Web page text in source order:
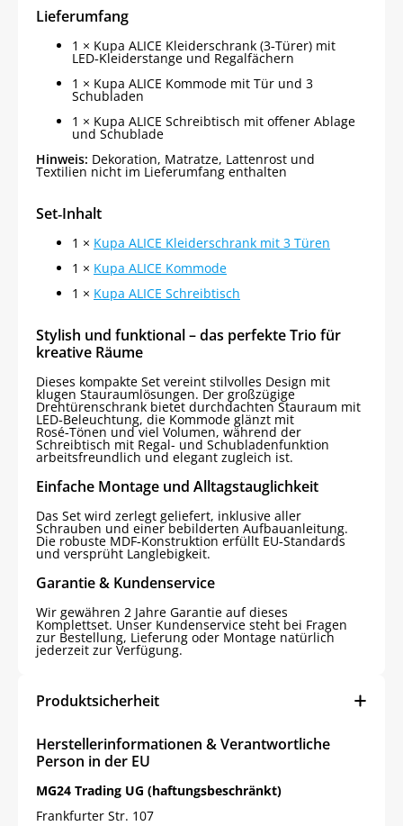
Lieferumfang
1 × Kupa ALICE Kleiderschrank (3‑Türer) mit
LED‑Kleiderstange und Regalfächern
1 × Kupa ALICE Kommode mit Tür und 3
Schubladen
1 × Kupa ALICE Schreibtisch mit offener Ablage
und Schublade
Hinweis: Dekoration, Matratze, Lattenrost und
Textilien nicht im Lieferumfang enthalten
Set‑Inhalt
1 × Kupa ALICE Kleiderschrank mit 3 Türen
1 × Kupa ALICE Kommode
1 × Kupa ALICE Schreibtisch
Stylish und funktional – das perfekte Trio für
kreative Räume
Dieses kompakte Set vereint stilvolles Design mit
klugen Stauraumlösungen. Der großzügige
Drehtürenschrank bietet durchdachten Stauraum mit
LED‑Beleuchtung, die Kommode glänzt mit
Rosé‑Tönen und viel Volumen, während der
Schreibtisch mit Regal- und Schubladenfunktion
arbeitsfreundlich und elegant zugleich ist.
Einfache Montage und Alltagstauglichkeit
Das Set wird zerlegt geliefert, inklusive aller
Schrauben und einer bebilderten Aufbauanleitung.
Die robuste MDF‑Konstruktion erfüllt EU‑Standards
und versprüht Langlebigkeit.
Garantie & Kundenservice
Wir gewähren 2 Jahre Garantie auf dieses
Komplettset. Unser Kundenservice steht bei Fragen
zur Bestellung, Lieferung oder Montage natürlich
jederzeit zur Verfügung.
Produktsicherheit
Herstellerinformationen & Verantwortliche
Person in der EU
MG24 Trading UG (haftungsbeschränkt)
Frankfurter Str. 107